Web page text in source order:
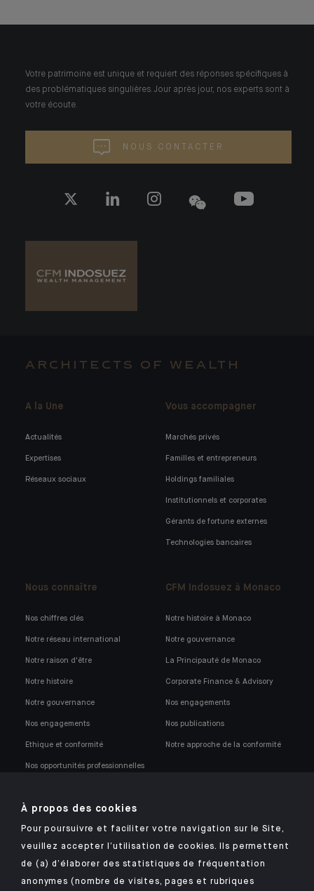
Votre patrimoine est unique et requiert des réponses spécifiques à
des problématiques singulières. Jour après jour, nos experts sont à
votre écoute.
NOUS CONTACTER
ARCHITECTS OF WEALTH
A la Une
Actualités
Expertises
Réseaux sociaux
Vous accompagner
Marchés privés
Familles et entrepreneurs
Holdings familiales
Institutionnels et corporates
Gérants de fortune externes
Technologies bancaires
Nous connaître
Nos chiffres clés
Notre réseau international
Notre raison d'être
Notre histoire
Notre gouvernance
Nos engagements
Ethique et conformité
Nos opportunités professionnelles
CFM Indosuez à Monaco
Notre histoire à Monaco
Notre gouvernance
La Principauté de Monaco
Corporate Finance & Advisory
Nos engagements
Nos publications
Notre approche de la conformité
Retrouvez notre application mobile Indosuez
À propos des cookies
Pour poursuivre et faciliter votre navigation sur le Site,
veuillez accepter l’utilisation de cookies. Ils permettent
de (a) d’élaborer des statistiques de fréquentation
anonymes (nombre de visites, pages et rubriques